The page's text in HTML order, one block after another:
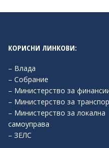
КОРИСНИ ЛИНКОВИ:
– Влада
– Собрание
– Министерство за
– Министерство за
– Министерство за локална
самоуправа
– ЗЕЛС